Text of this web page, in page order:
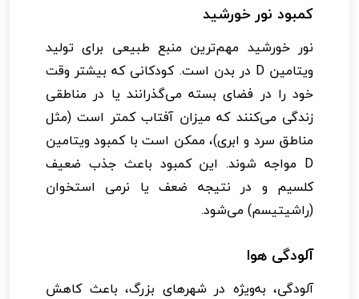
کمبود نور خورشید
نور خورشید مهم‌ترین منبع طبیعی برای تولید
ویتامین D در بدن است. کودکانی که بیشتر وقت
خود را در فضای بسته می‌گذرانند یا در مناطقی
زندگی می‌کنند که میزان آفتاب کمتر است (مثل
مناطق سرد و ابری)، ممکن است با کمبود ویتامین
D مواجه شوند. این کمبود باعث جذب ضعیف
کلسیم و در نتیجه ضعف یا نرمی استخوان
(راشیتیسم) می‌شود.
آلودگی هوا
آلودگی، به‌ویژه در شهرهای بزرگ، باعث کاهش